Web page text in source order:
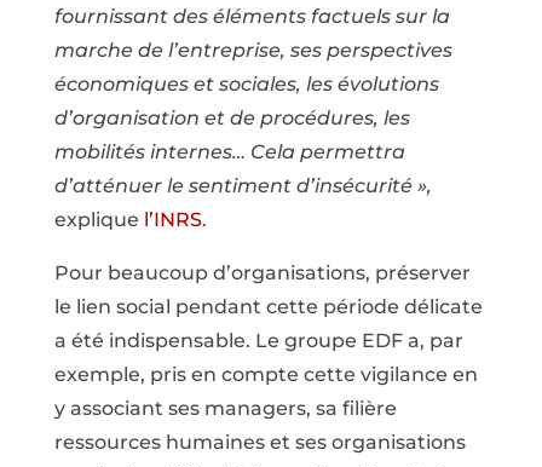
fournissant des éléments factuels sur la
marche de l’entreprise, ses perspectives
économiques et sociales, les évolutions
d’organisation et de procédures, les
mobilités internes… Cela permettra
d’atténuer le sentiment d’insécurité »,
explique l’INRS.
Pour beaucoup d’organisations, préserver
le lien social pendant cette période délicate
a été indispensable. Le groupe EDF a, par
exemple, pris en compte cette vigilance en
y associant ses managers, sa filière
ressources humaines et ses organisations